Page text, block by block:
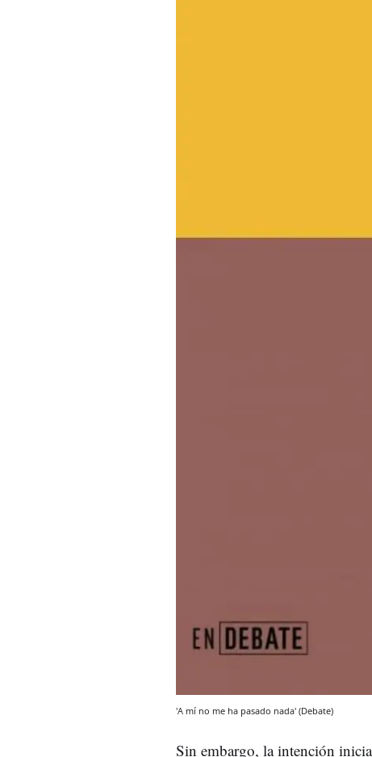
'A mí no me ha pasado nada' (Debate)
Sin embargo, la intención